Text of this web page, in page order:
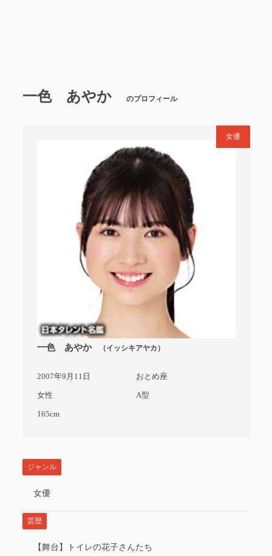
一色 あやか のプロフィール
女優
一色 あやか （イッシキアヤカ）
2007年9月11日 おとめ座
女性 A型
165cm
ジャンル
女優
芸歴
【舞台】トイレの花子さんたち